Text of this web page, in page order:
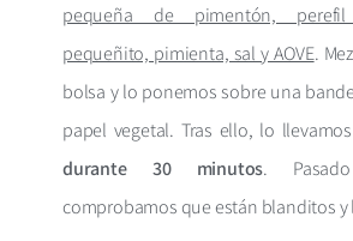
pequeña de pimentón,
pequeñito, pimienta, sal y AOVE.
bolsa y lo ponemos sobre una
papel vegetal. Tras ello, lo
durante 30 minutos.
comprobamos que están blanditos y